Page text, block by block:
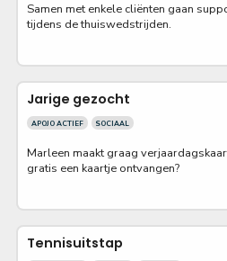
Samen met enkele cliënten gaan
tijdens de thuiswedstrijden.
Jarige gezocht
APOJO ACTIEF SOCIAAL
Marleen maakt graag
gratis een kaartje ontvangen?
Tennisuitstap